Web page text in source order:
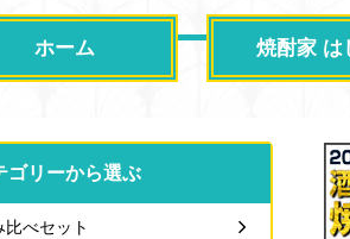
ホーム 焼酎家 は
ゴリーから選ぶ
比べセット